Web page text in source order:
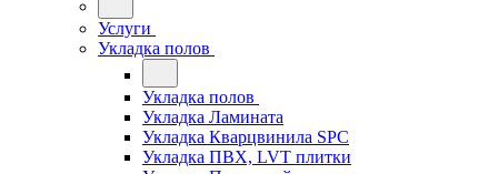
Услуги
Укладка полов
Укладка полов
Укладка Ламината
Укладка Кварцвинила SPC
Укладка ПВХ, LVT плитки